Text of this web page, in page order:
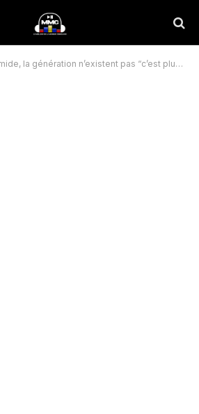
génération n’existent pas “c’est plutôt la nouvelle vague”